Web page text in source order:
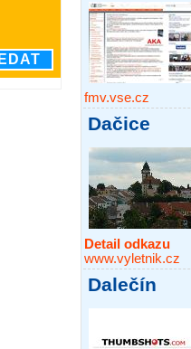
fmv.vse.cz
Dačice
Detail odkazu
www.vyletnik.cz
Dalečín